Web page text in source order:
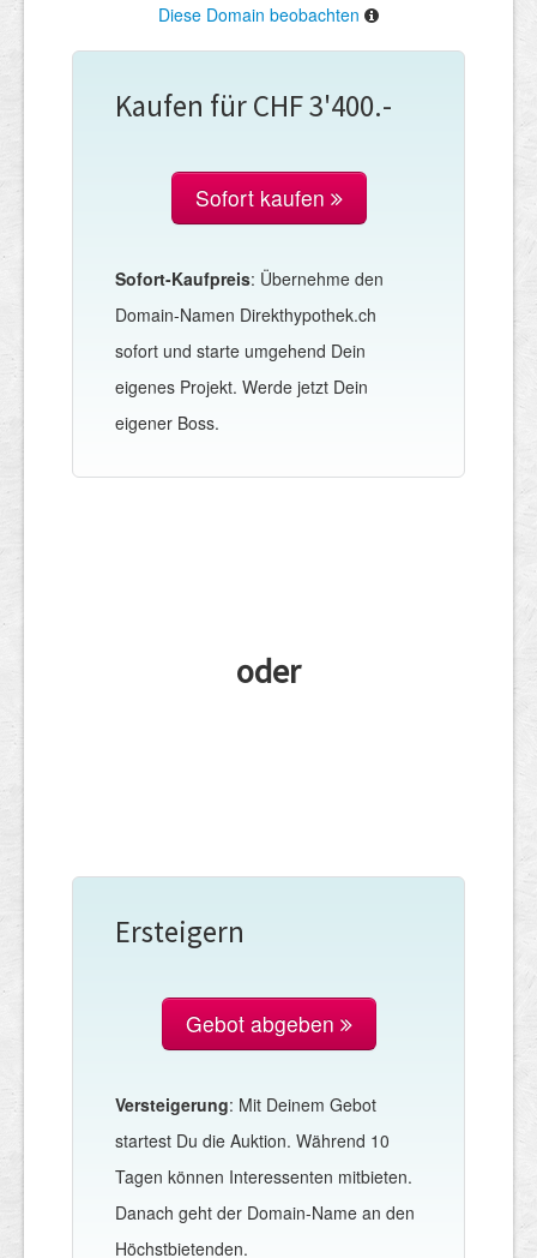
Diese Domain beobachten
Kaufen für CHF 3'400.-
Sofort kaufen
Sofort-Kaufpreis: Übernehme den
Domain-Namen Direkthypothek.ch
sofort und starte umgehend Dein
eigenes Projekt. Werde jetzt Dein
eigener Boss.
oder
Ersteigern
Gebot abgeben
Versteigerung: Mit Deinem Gebot
startest Du die Auktion. Während 10
Tagen können Interessenten mitbieten.
Danach geht der Domain-Name an den
Höchstbietenden.